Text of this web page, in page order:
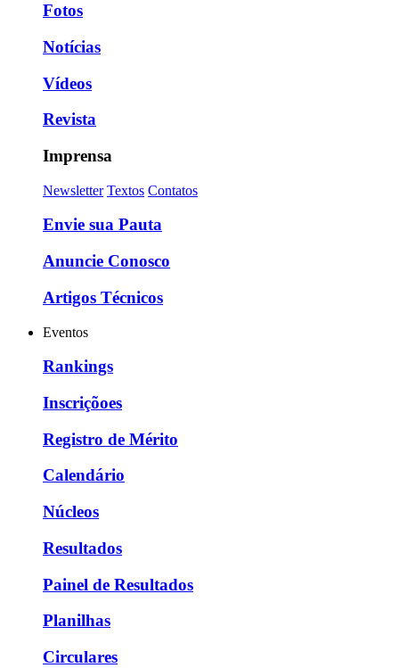
Fotos
Notícias
Vídeos
Revista
Imprensa
Newsletter Textos Contatos
Envie sua Pauta
Anuncie Conosco
Artigos Técnicos
Eventos
Rankings
Inscriçõoes
Registro de Mérito
Calendário
Núcleos
Resultados
Painel de Resultados
Planilhas
Circulares